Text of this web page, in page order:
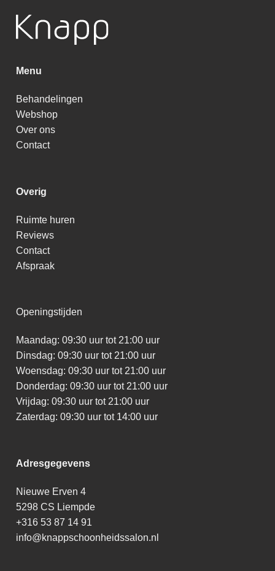
Menu
Behandelingen
Webshop
Over ons
Contact
Overig
Ruimte huren
Reviews
Contact
Afspraak
Openingstijden
Maandag: 09:30 uur tot 21:00 uur
Dinsdag: 09:30 uur tot 21:00 uur
Woensdag: 09:30 uur tot 21:00 uur
Donderdag: 09:30 uur tot 21:00 uur
Vrijdag: 09:30 uur tot 21:00 uur
Zaterdag: 09:30 uur tot 14:00 uur
Adresgegevens
Nieuwe Erven 4
5298 CS Liempde
+316 53 87 14 91
info@knappschoonheidssalon.nl